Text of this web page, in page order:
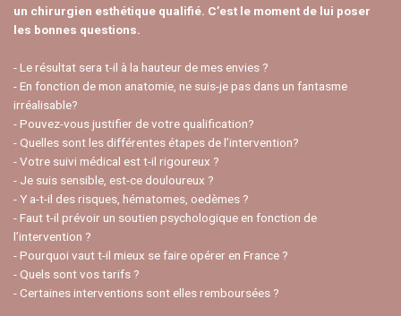
un chirurgien esthétique qualifié. C’est le moment de lui poser
les bonnes questions.
- Le résultat sera t-il à la hauteur de mes envies ?
- En fonction de mon anatomie, ne suis-je pas dans un fantasme
irréalisable?
- Pouvez-vous justifier de votre qualification?
- Quelles sont les différentes étapes de l’intervention?
- Votre suivi médical est t-il rigoureux ?
- Je suis sensible, est-ce douloureux ?
- Y a-t-il des risques, hématomes, oedèmes ?
- Faut t-il prévoir un soutien psychologique en fonction de
l’intervention ?
- Pourquoi vaut t-il mieux se faire opérer en France ?
- Quels sont vos tarifs ?
- Certaines interventions sont elles remboursées ?